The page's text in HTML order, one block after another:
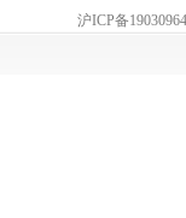
沪ICP备